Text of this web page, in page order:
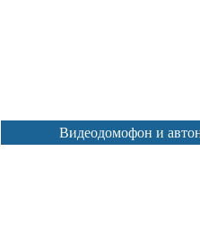
Видеодомофон и